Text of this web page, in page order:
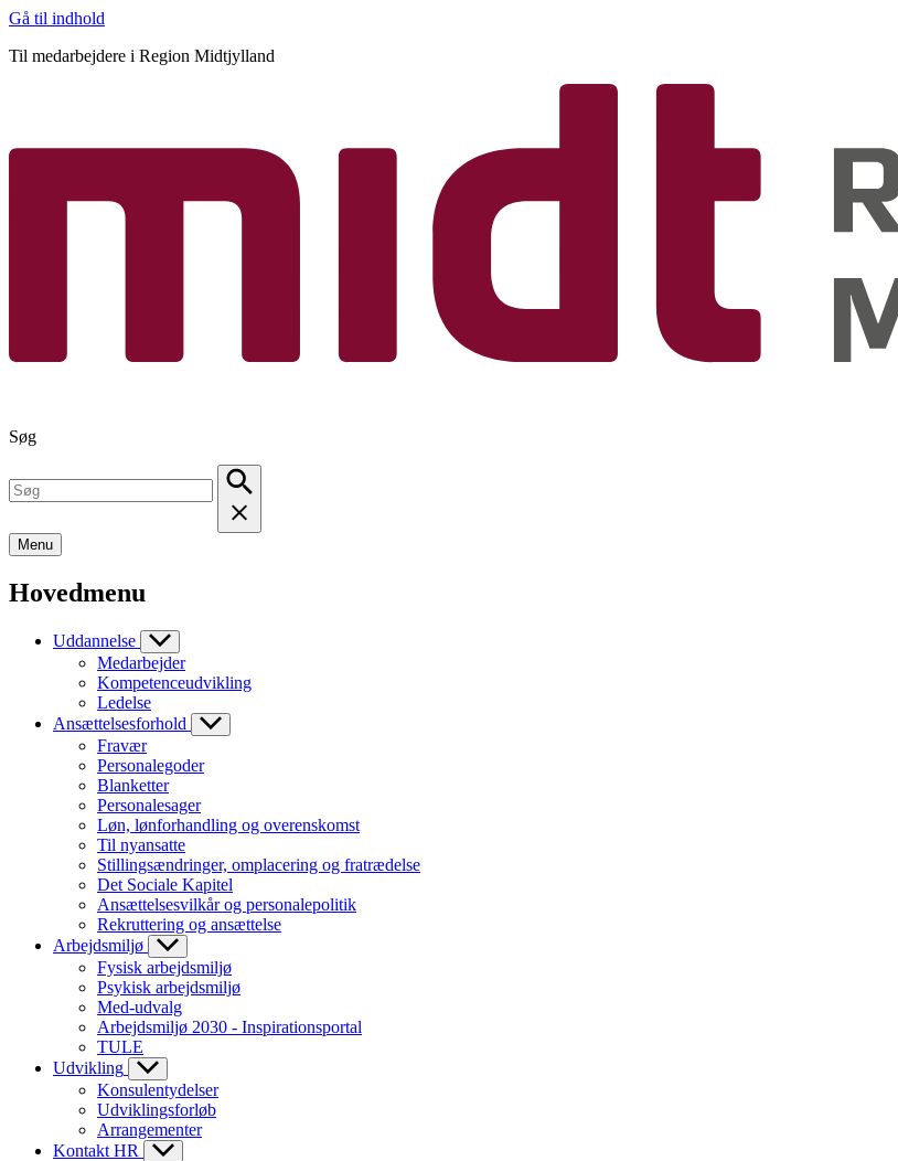
Gå til indhold
Til medarbejdere i Region Midtjylland
Søg
Menu
Hovedmenu
Uddannelse
Medarbejder
Kompetenceudvikling
Ledelse
Ansættelsesforhold
Fravær
Personalegoder
Blanketter
Personalesager
Løn, lønforhandling og overenskomst
Til nyansatte
Stillingsændringer, omplacering og fratrædelse
Det Sociale Kapitel
Ansættelsesvilkår og personalepolitik
Rekruttering og ansættelse
Arbejdsmiljø
Fysisk arbejdsmiljø
Psykisk arbejdsmiljø
Med-udvalg
Arbejdsmiljø 2030 - Inspirationsportal
TULE
Udvikling
Konsulentydelser
Udviklingsforløb
Arrangementer
Kontakt HR